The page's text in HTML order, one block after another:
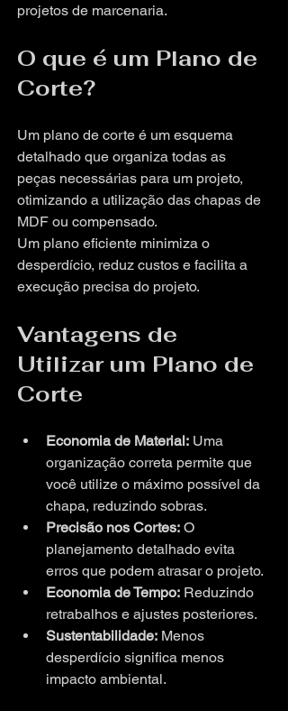
projetos de marcenaria.
O que é um Plano de
Corte?
Um plano de corte é um esquema
detalhado que organiza todas as
peças necessárias para um projeto,
otimizando a utilização das chapas de
MDF ou compensado.
Um plano eficiente minimiza o
desperdício, reduz custos e facilita a
execução precisa do projeto.
Vantagens de
Utilizar um Plano de
Corte
Economia de Material: Uma
organização correta permite que
você utilize o máximo possível da
chapa, reduzindo sobras.
Precisão nos Cortes: O
planejamento detalhado evita
erros que podem atrasar o projeto.
Economia de Tempo: Reduzindo
retrabalhos e ajustes posteriores.
Sustentabilidade: Menos
desperdício significa menos
impacto ambiental.